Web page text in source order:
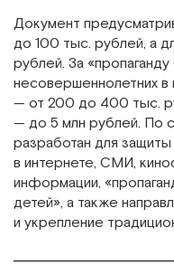
Документ
до 100 тыс. рублей, а
рублей. За
несовершеннолетних
— от 200 до 400 тыс.
— до 5 млн рублей. По
разработан для
в интернете, СМИ,
информации,
детей», а также
и укрепление